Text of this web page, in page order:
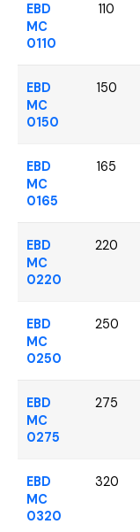
EBD
MC
0110
110
EBD
MC
0150
150
EBD
MC
0165
165
EBD
MC
0220
220
EBD
MC
0250
250
EBD
MC
0275
275
EBD
MC
0320
320